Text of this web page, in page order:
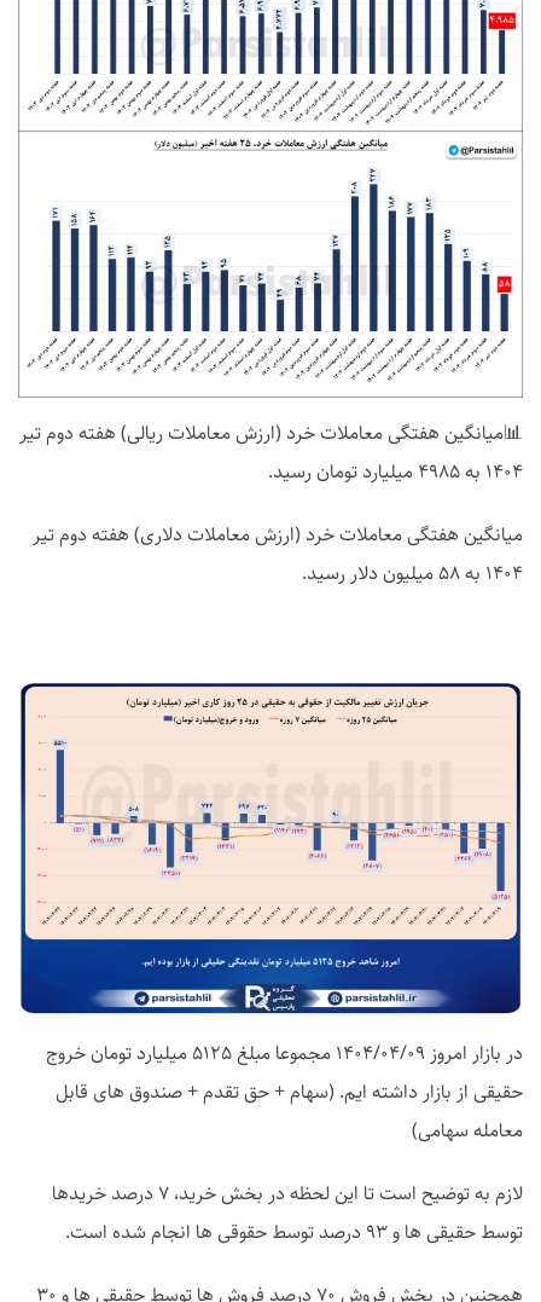
📊میانگین هفتگی معاملات خرد (ارزش معاملات ریالی) هفته دوم تیر
1404 به 4985 میلیارد تومان رسید.
میانگین هفتگی معاملات خرد (ارزش معاملات دلاری) هفته دوم تیر
1404 به 58 میلیون دلار رسید.
در بازار امروز 1404/04/09 مجموعا مبلغ 5125 میلیارد تومان خروج
حقیقی از بازار داشته ایم. (سهام + حق تقدم + صندوق های قابل
معامله سهامی)
لازم به توضیح است تا این لحظه در بخش خرید، 7 درصد خریدها
توسط حقیقی ها و 93 درصد توسط حقوقی ها انجام شده است.
همچنین در بخش فروش 70 درصد فروش ها توسط حقیقی ها و 30